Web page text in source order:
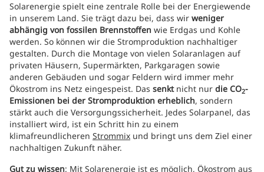
Solarenergie spielt eine zentrale Rolle bei der Energiewende
in unserem Land. Sie trägt dazu bei, dass wir weniger
abhängig von fossilen Brennstoffen wie Erdgas und Kohle
werden. So können wir die Stromproduktion nachhaltiger
gestalten. Durch die Montage von vielen Solaranlagen auf
privaten Häusern, Supermärkten, Parkgaragen sowie
anderen Gebäuden und sogar Feldern wird immer mehr
Ökostrom ins Netz eingespeist. Das senktnicht nur die CO2-
Emissionen bei der Stromproduktion erheblich, sondern
stärkt auch die Versorgungssicherheit. Jedes Solarpanel, das
installiert wird, ist ein Schritt hin zu einem
klimafreundlicheren Strommix und bringt uns dem Ziel einer
nachhaltigen Zukunft näher.
Gut zu wissen: Mit Solarenergie ist es möglich, Ökostrom aus